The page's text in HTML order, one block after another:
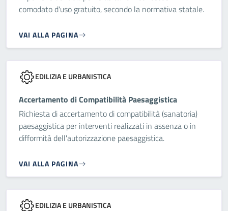
comodato d'uso gratuito, secondo la normativa statale.
VAI ALLA PAGINA
EDILIZIA E URBANISTICA
Accertamento di Compatibilità Paesaggistica
Richiesta di accertamento di compatibilità (sanatoria)
paesaggistica per interventi realizzati in assenza o in
difformità dell'autorizzazione paesaggistica.
VAI ALLA PAGINA
EDILIZIA E URBANISTICA